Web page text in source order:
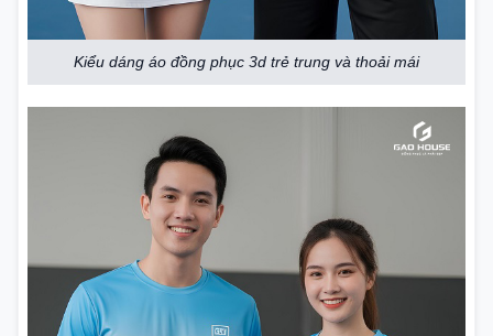
Kiểu dáng áo đồng phục 3d trẻ trung và thoải mái